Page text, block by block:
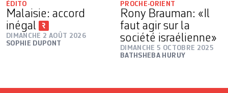
ÉDITO
Malaisie: accord
inégal
DIMANCHE 2 AOÛT 2026
SOPHIE DUPONT
PROCHE-ORIENT
Rony Brauman: «Il
faut agir sur la
société israélienne»
DIMANCHE 5 OCTOBRE 2025
BATHSHEBA HURUY